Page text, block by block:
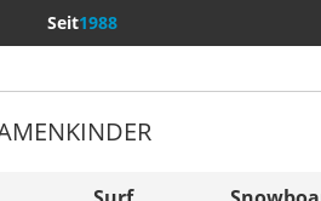
Seit1988
KINDER